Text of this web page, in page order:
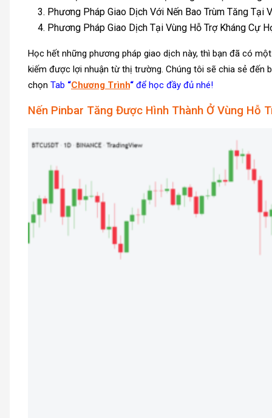
Phương Pháp Giao Dịch Với Nến Bao Trùm Tăng Tại
Phương Pháp Giao Dịch Tại Vùng Hỗ Trợ Kháng Cự
Học hết những phương pháp giao dịch này, thì bạn đã có
kiếm được lợi nhuận từ thị trường. Chúng tôi sẽ chia sẻ đến
chọn Tab “Chương Trình“ để học đầy đủ nhé!
Nến Pinbar Tăng Được Hình Thành Ở Vùng Hỗ